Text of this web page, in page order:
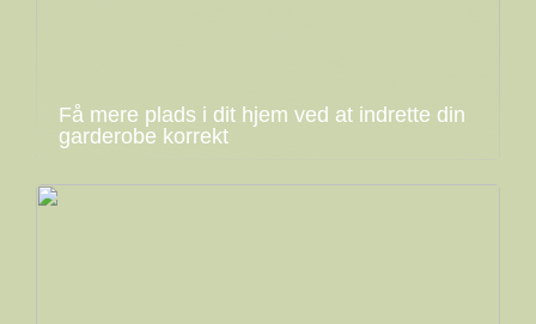
Få mere plads i dit hjem ved at indrette din
garderobe korrekt